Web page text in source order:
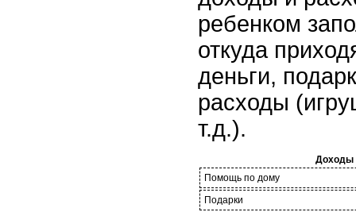
ребенком
откуда
деньги,
расходы
т.д.).
Доходы
Помощь по дому
Подарки